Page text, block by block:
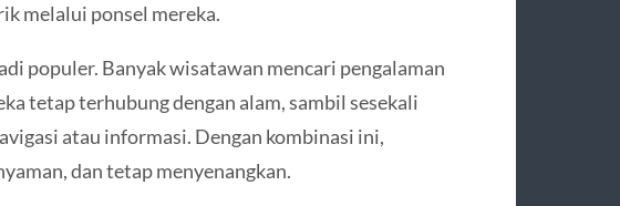
melalui ponsel mereka.
populer. Banyak wisatawan mencari pengalaman
tetap terhubung dengan alam, sambil sesekali
atau informasi. Dengan kombinasi ini,
dan tetap menyenangkan.